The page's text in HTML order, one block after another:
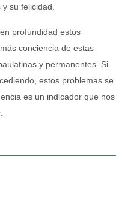
su felicidad.
profundidad estos
conciencia de estas
y permanentes. Si
estos problemas se
es un indicador que nos